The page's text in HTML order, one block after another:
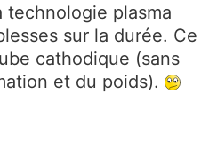
technologie plasma
sur la durée. Ce
cathodique (sans
et du poids).